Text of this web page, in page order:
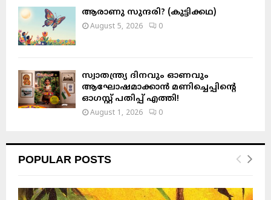
ആരാണു സുന്ദരി? (കുട്ടിക്കഥ)
August 5, 2026 0
സ്വാതന്ത്ര്യ ദിനവും ഓണവും
ആഘോഷമാക്കാൻ മണിച്ചെപ്പിന്റെ
ഓഗസ്റ്റ് പതിപ്പ് എത്തി!
August 1, 2026 0
POPULAR POSTS